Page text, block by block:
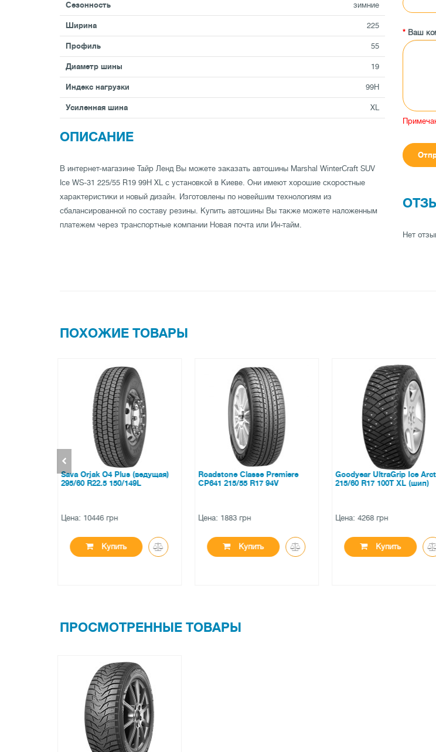
Сезонность зимние
Ширина 225
Профиль 55
Диаметр шины 19
Индекс нагрузки 99H
Усиленная шина XL
ОПИСАНИЕ
В интернет-магазине Тайр Ленд Вы можете заказать автошины Marshal WinterCraft SUV
Ice WS-31 225/55 R19 99H XL с установкой в Киеве. Они имеют хорошие скоростные
характеристики и новый дизайн. Изготовлены по новейшим технологиям из
сбалансированной по составу резины. Купить автошины Вы также можете наложенным
платежем через транспортные компании Новая почта или Ин-тайм.
Ваш
Нет
ПОХОЖИЕ ТОВАРЫ
Sava Orjak O4 Plus (ведущая)
295/60 R22.5 150/149L
Цена: 10446 грн
Купить
Roadstone Classe Premiere
CP641 215/55 R17 94V
Цена: 1883 грн
Купить
Goodyear UltraGrip Ice
215/60 R17 100T XL (шип)
Цена: 4268 грн
Купить
ПРОСМОТРЕННЫЕ ТОВАРЫ